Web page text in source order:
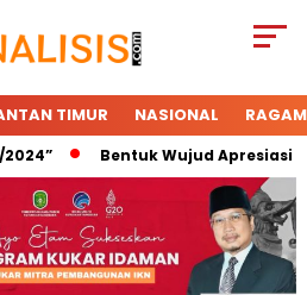
TIMUR NASIONAL RAGAM
Bentuk Wujud Apresiasi